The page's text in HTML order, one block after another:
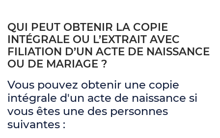
QUI PEUT OBTENIR LA COPIE
INTÉGRALE OU L’EXTRAIT AVEC
FILIATION D’UN ACTE DE NAISSANCE
OU DE MARIAGE ?
Vous pouvez obtenir une copie
intégrale d'un acte de naissance si
vous êtes une des personnes
suivantes :